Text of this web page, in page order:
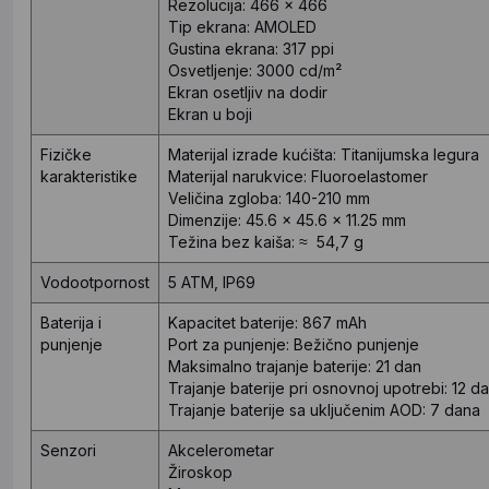
Rezolucija: 466 x 466
Tip ekrana: AMOLED
Gustina ekrana: 317 ppi
Osvetljenje: 3000 cd/m²
Ekran osetljiv na dodir
Ekran u boji
Fizičke
karakteristike
Materijal izrade kućišta: Titanijumska legura
Materijal narukvice: Fluoroelastomer
Veličina zgloba: 140-210 mm
Dimenzije: 45.6 x 45.6 x 11.25 mm
Težina bez kaiša: ≈ 54,7 g
Vodootpornost 5 ATM, IP69
Baterija i
punjenje
Kapacitet baterije: 867 mAh
Port za punjenje: Bežično punjenje
Maksimalno trajanje baterije: 21 dan
Trajanje baterije pri osnovnoj upotrebi: 12
Trajanje baterije sa uključenim AOD: 7 dana
Senzori
Akcelerometar
Žiroskop